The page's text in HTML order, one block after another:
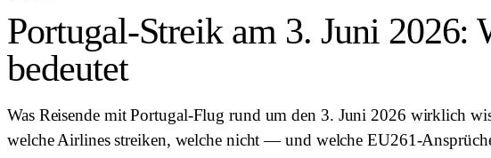
Portugal-Streik am 3. Juni 2026:
bedeutet
Was Reisende mit Portugal-Flug rund um den 3. Juni 2026 wirklich
welche Airlines streiken, welche nicht — und welche EU261-